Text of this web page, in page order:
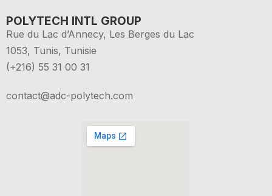
POLYTECH INTL GROUP
Rue du Lac d’Annecy, Les Berges du Lac
1053, Tunis, Tunisie
(+216) 55 31 00 31
contact@adc-polytech.com